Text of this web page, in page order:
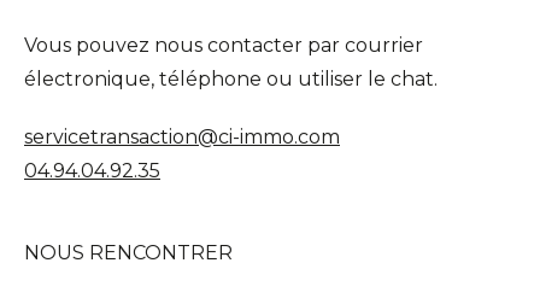
Vous pouvez nous contacter par courrier
électronique, téléphone ou utiliser le chat.
servicetransaction@ci-immo.com
04.94.04.92.35
NOUS RENCONTRER